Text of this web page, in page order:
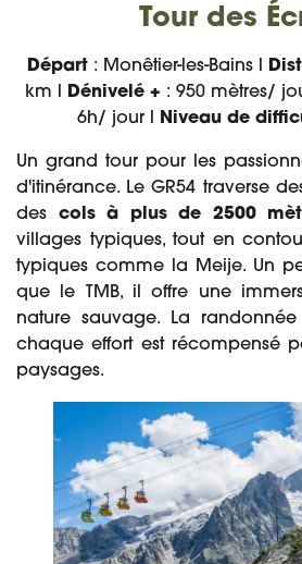
Tour des
Départ: Monêtier-les-Bains l
km l Dénivelé + : 950 mètres/
6h/ jour l Niveau de
Un grand tour pour les
d'itinérance. Le GR54 traverse
des cols à plus de 2500
villages typiques, tout en
typiques comme la Meije. Un
que le TMB, il offre une
nature sauvage. La
chaque effort est récompensé
paysages.